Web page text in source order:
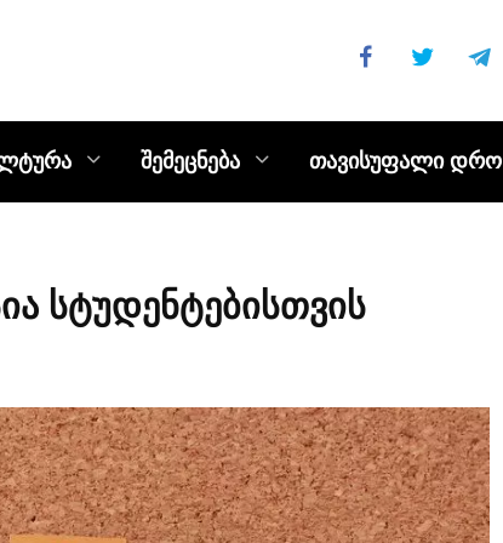
შემეცნება თავისუფალი დრო
სტუდენტებისთვის